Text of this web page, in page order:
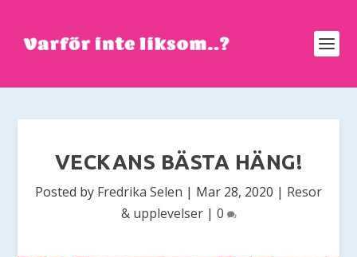
VECKANS BÄSTA HÄNG!
Posted by Fredrika Selen | Mar 28, 2020 | Resor
& upplevelser| 0